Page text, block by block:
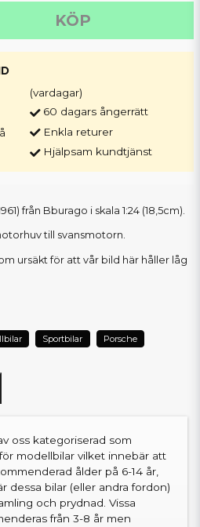
KÖP
(vardagar)
60 dagars ångerrätt
Enkla returer
Hjälpsam kundtjänst
från Bburago i skala 1:24 (18,5cm).
till svansmotorn.
ursäkt för att vår bild här håller låg
Sportbilar Porsche
oss kategoriserad som
modellbilar vilket innebär att
ålder på 6-14 år,
dessa bilar (eller andra fordon)
och prydnad. Vissa
från 3-8 år men